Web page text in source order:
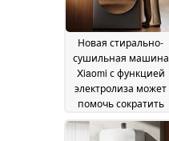
Новая стирально-
сушильная машина
Xiaomi с функцией
электролиза может
помочь сократить
использование
моющих средств